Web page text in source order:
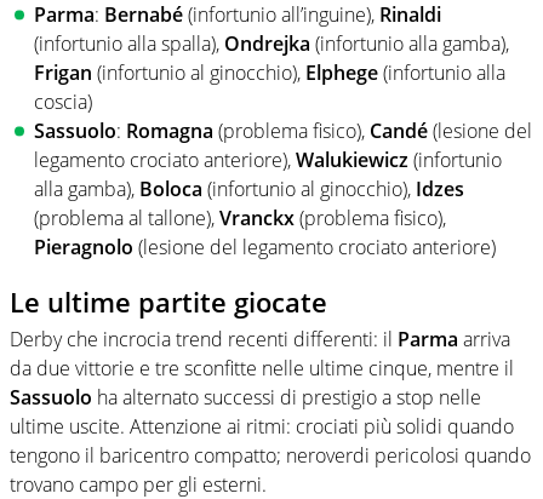
Parma: Bernabé(infortunio all’inguine), Rinaldi
(infortunio alla spalla), Ondrejka (infortunio alla gamba),
Frigan (infortunio al ginocchio), Elphege(infortunio alla
coscia)
Sassuolo: Romagna (problema fisico), Candé(lesione del
legamento crociato anteriore),Walukiewicz(infortunio
alla gamba), Boloca (infortunio al ginocchio), Idzes
(problema al tallone),Vranckx(problema fisico),
Pieragnolo (lesione del legamento crociato anteriore)
Le ultime partite giocate
Derby che incrocia trend recenti differenti: il Parma arriva
da due vittorie e tre sconfitte nelle ultime cinque, mentre il
Sassuolo ha alternato successi di prestigio a stop nelle
ultime uscite. Attenzione ai ritmi: crociati più solidi quando
tengono il baricentro compatto; neroverdi pericolosi quando
trovano campo per gli esterni.